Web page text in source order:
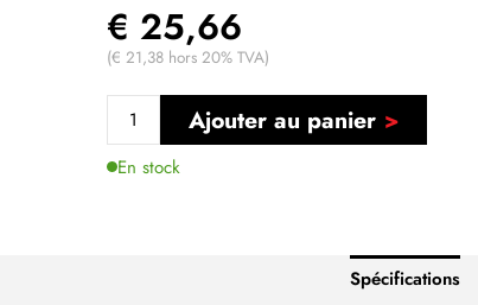
€ 25,66
(€ 21,38 hors 20% TVA)
Ajouter au panier
En stock
Spécifications